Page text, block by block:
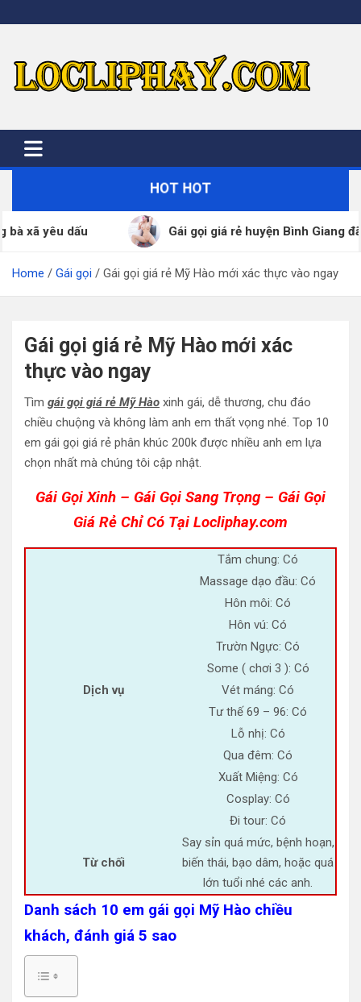
to
HOT HOT
Gái gọi giá rẻ huyện Bình Giang đã xác thực SDT –
Home Gái gọi Gái gọi giá rẻ Mỹ Hào mới xác thực vào ngay
Gái gọi giá rẻ Mỹ Hào mới xác
thực vào ngay
Tìm gái gọi giá rẻ Mỹ Hào xinh gái, dễ thương, chu đáo
chiều chuộng và không làm anh em thất vọng nhé. Top 10
em gái gọi giá rẻ phân khúc 200k được nhiều anh em lựa
chọn nhất mà chúng tôi cập nhật.
Gái Gọi Xinh – Gái Gọi Sang Trọng – Gái Gọi
Giá Rẻ Chỉ Có Tại Locliphay.com
Dịch vụ
Tắm chung: Có
Massage dạo đầu: Có
Hôn môi: Có
Hôn vú: Có
Trườn Ngực: Có
Some ( chơi 3 ): Có
Vét máng: Có
Tư thế 69 – 96: Có
Lỗ nhị: Có
Qua đêm: Có
Xuất Miệng: Có
Cosplay: Có
Đi tour: Có
Từ chối
Say sỉn quá mức, bệnh hoạn,
biến thái, bạo dâm, hoặc quá
lớn tuổi nhé các anh.
Danh sách 10 em gái gọi Mỹ Hào chiều
khách, đánh giá 5 sao